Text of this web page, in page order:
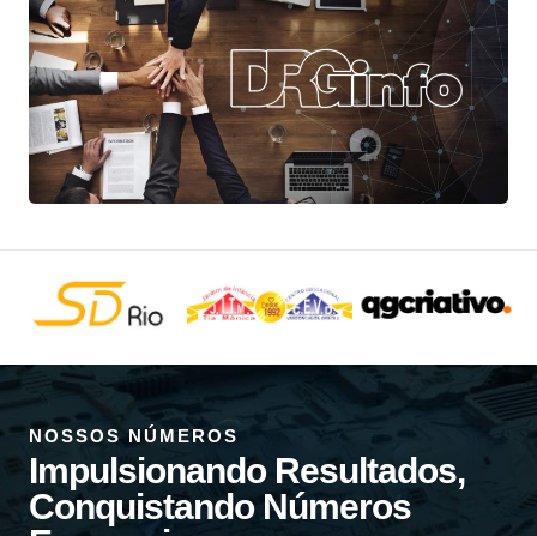
NOSSOS NÚMEROS
Impulsionando Resultados,
Conquistando Números